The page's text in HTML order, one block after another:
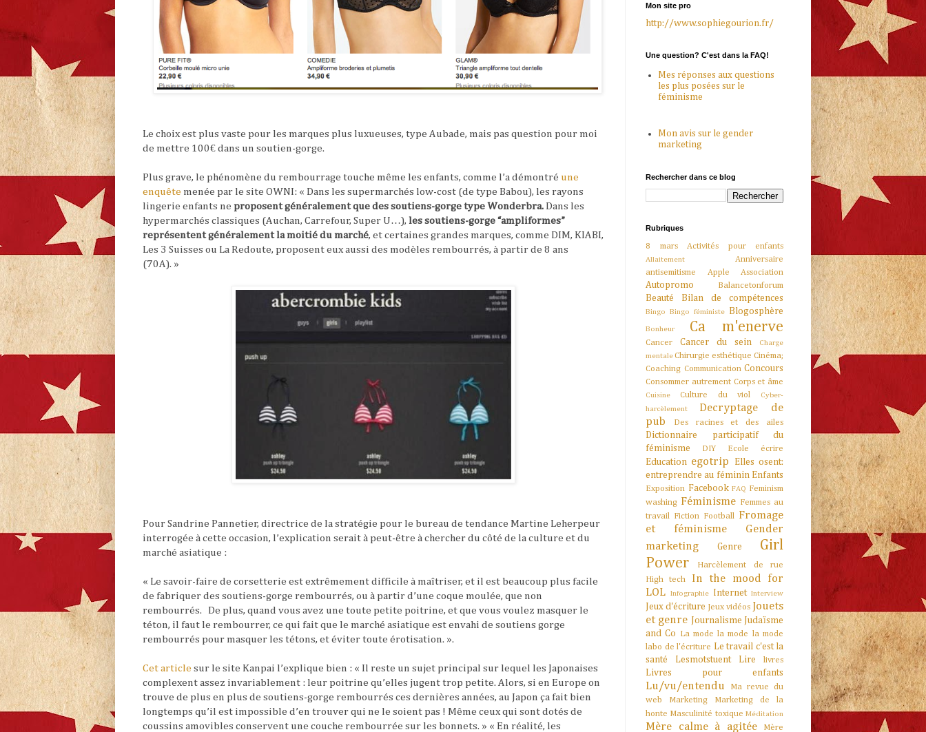
Le choix est plus vaste pour les marques plus luxueuses, type Aubade, mais pas question pour moi
de mettre 100€ dans un soutien-gorge.
Plus grave, le phénomène du rembourrage touche même les enfants, comme l’a démontré une
enquête menée par le site OWNI: « Dans les supermarchés low-cost (de type Babou), les rayons
lingerie enfants ne proposent généralement que des soutiens-gorge type Wonderbra. Dans les
hypermarchés classiques (Auchan, Carrefour, Super U…), les soutiens-gorge “ampliformes”
représentent généralement la moitié du marché, et certaines grandes marques, comme DIM, KIABI,
Les 3 Suisses ou La Redoute, proposent eux aussi des modèles rembourrés, à partir de 8 ans
(70A). »
Pour Sandrine Pannetier, directrice de la stratégie pour le bureau de tendance Martine Leherpeur
interrogée à cette occasion, l’explication serait à peut-être à chercher du côté de la culture et du
marché asiatique :
« Le savoir-faire de corsetterie est extrêmement difficile à maîtriser, et il est beaucoup plus facile
de fabriquer des soutiens-gorge rembourrés, ou à partir d’une coque moulée, que non
rembourrés. De plus, quand vous avez une toute petite poitrine, et que vous voulez masquer le
téton, il faut le rembourrer, ce qui fait que le marché asiatique est envahi de soutiens gorge
rembourrés pour masquer les tétons, et éviter toute érotisation. ».
Cet article sur le site Kanpai l’explique bien : « Il reste un sujet principal sur lequel les Japonaises
complexent assez invariablement : leur poitrine qu’elles jugent trop petite. Alors, si en Europe on
trouve de plus en plus de soutiens-gorge rembourrés ces dernières années, au Japon ça fait bien
longtemps qu’il est impossible d’en trouver qui ne le soient pas ! Même ceux qui sont dotés de
coussins amovibles conservent une couche rembourrée sur les bonnets. » « En réalité, les
Mon site pro
http://www.sophiegourion.fr/
Une question? C'est dans la FAQ!
Mes réponses aux questions
les plus posées sur le
féminisme
Mon avis sur le gender
marketing
Rechercher dans ce blog
Rubriques
8 mars Activités pour enfants
Allaitement
Anniversaire
antisemitisme
Apple Association
Autopromo Balancetonforum
Beauté Bilan de compétences
Bingo Bingo féministe Blogosphère
Bonheur Ca m'enerve
Cancer Cancer du sein
Charge
mentaleChirurgie esthétique Cinéma;
Coaching Communication Concours
Consommer autrement Corps et âme
Cuisine Culture du viol
Cyber-
harcèlement
Decryptage de
pub
Des racines et des ailes
Dictionnaire participatif du
féminisme
DIY Ecole écrire
Education egotrip
Elles osent:
entreprendre au féminin Enfants
Exposition Facebook FAQ Feminism
washing Féminisme Femmes au
travail Fiction Football Fromage
et féminisme
Gender
marketing
Genre
Girl
Power
Harcèlement de rue
High tech
In the mood for
LOL
Infographie Internet Interview
Jeux d'écriture Jeux vidéos Jouets
et genre
Journalisme
Judaïsme
and Co
La mode la mode la mode
labo de l'écriture Le travail c'est la
santé
Lesmotstuent Lire livres
Livres pour enfants
Lu/vu/entendu
Ma revue du
web
Marketing
Marketing de la
honte Masculinité toxique Méditation
Mère calme à agitée
Mère